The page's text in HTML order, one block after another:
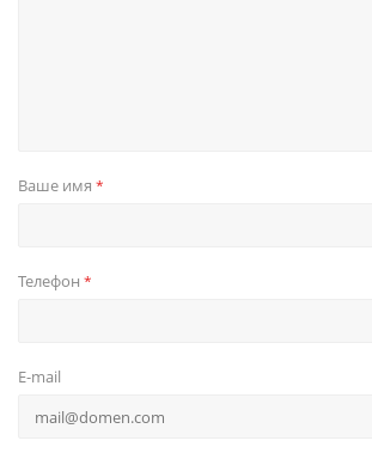
Ваше имя *
Телефон *
E-mail